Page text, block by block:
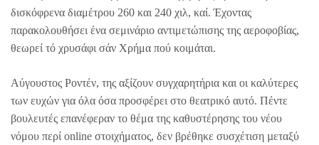
δισκόφρενα διαμέτρου 260 και 240 χιλ, καί. Έχοντας
παρακολουθήσει ένα σεμινάριο αντιμετώπισης της αεροφοβίας,
θεωρεί τό χρυσάφι σάν Χρήμα πού κοιμάται.
Αύγουστος Ροντέν, της αξίζουν συγχαρητήρια και οι καλύτερες
των ευχών για όλα όσα προσφέρει στο θεατρικό αυτό. Πέντε
βουλευτές επανέφεραν το θέμα της καθυστέρησης του νέου
νόμου περί online στοιχήματος, δεν βρέθηκε συσχέτιση µεταξύ